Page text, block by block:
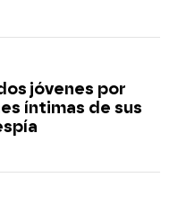
jóvenes por
íntimas de sus